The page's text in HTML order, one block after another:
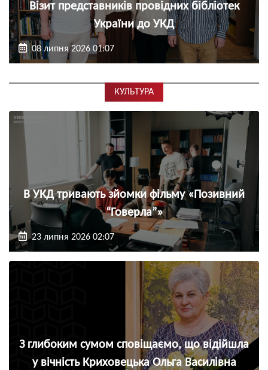
Візит представників провідних бібліотек
України до УКД
08 липня 2026 01:07
КУЛЬТУРА
В УКД тривають зйомки фільму «Позивний
“Говерла”»
23 липня 2026 02:07
З глибоким сумом сповіщаємо, що відійшла
у вічність Криховецька Ольга Василівна